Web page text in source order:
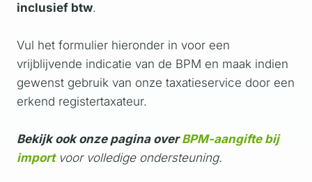
inclusief btw.
Vul het formulier hieronder in voor een
vrijblijvende indicatie van de BPM en maak indien
gewenst gebruik van onze taxatieservice door een
erkend registertaxateur.
Bekijk ook onze pagina overBPM-aangifte bij
importvoor volledige ondersteuning.